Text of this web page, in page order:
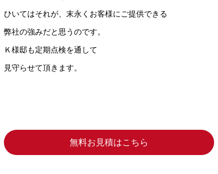
ひいてはそれが、末永くお客様にご提供できる
弊社の強みだと思うのです。
Ｋ様邸も定期点検を通して
見守らせて頂きます。
無料お見積はこちら